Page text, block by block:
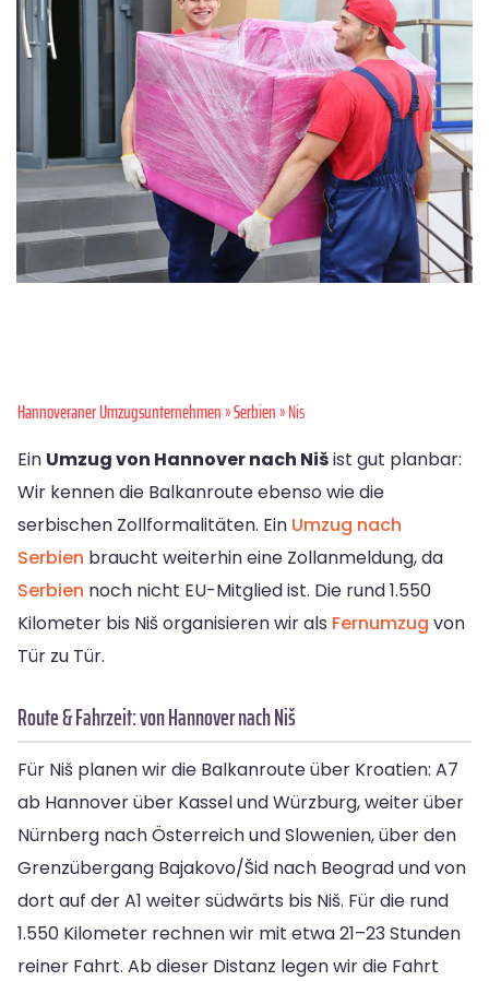
Hannoveraner Umzugsunternehmen»Serbien» Nis
Ein Umzug von Hannover nach Nišist gut planbar:
Wir kennen die Balkanroute ebenso wie die
serbischen Zollformalitäten. Ein Umzug nach
Serbien braucht weiterhin eine Zollanmeldung, da
Serbien noch nicht EU-Mitglied ist. Die rund 1.550
Kilometer bis Niš organisieren wir als Fernumzug von
Tür zu Tür.
Route & Fahrzeit: von Hannover nach Niš
Für Niš planen wir die Balkanroute über Kroatien: A7
ab Hannover über Kassel und Würzburg, weiter über
Nürnberg nach Österreich und Slowenien, über den
Grenzübergang Bajakovo/Šid nach Beograd und von
dort auf der A1 weiter südwärts bis Niš. Für die rund
1.550 Kilometer rechnen wir mit etwa 21–23 Stunden
reiner Fahrt. Ab dieser Distanz legen wir die Fahrt